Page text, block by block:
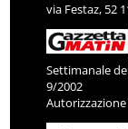
via Festaz, 52
Settimanale
9/2002